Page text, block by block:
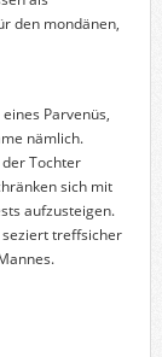
den mondänen,
Parvenüs,
nämlich.
Tochter
sich mit
aufzusteigen.
seziert treffsicher